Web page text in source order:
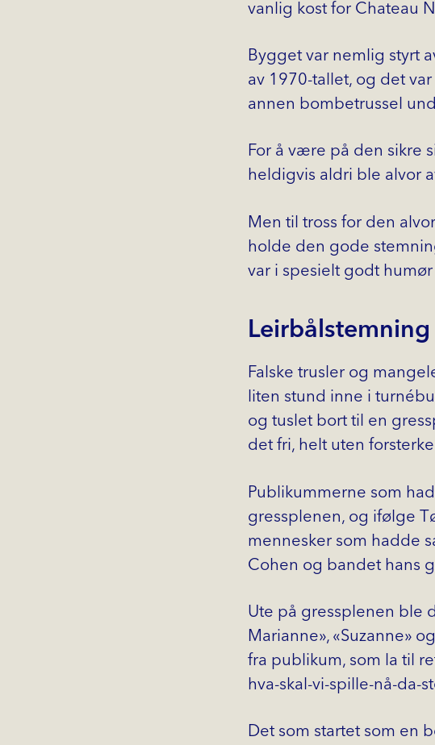
vanlig kost for Chateau
Bygget var nemlig styrt
av 1970-tallet, og det
annen bombetrussel
For å være på den sikre
heldigvis aldri ble alvor
Men til tross for den
holde den gode
var i spesielt godt
Leirbålstemning
Falske trusler og
liten stund inne i
og tuslet bort til en
det fri, helt uten
Publikummerne som
gressplenen, og ifølge
mennesker som hadde
Cohen og bandet hans
Ute på gressplenen ble
Marianne», «Suzanne»
fra publikum, som la til
hva-skal-vi-spille-nå-da-
Det som startet som en